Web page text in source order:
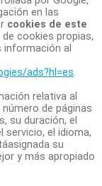
en las
cookies de este
cookies propias,
información al
ads?hl=es.
relativa al
de páginas
su duración, el
servicio, el idioma,
su
y más apropiado